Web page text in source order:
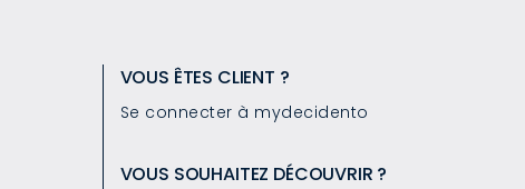
VOUS ÊTES CLIENT ?
Se connecter à mydecidento
VOUS SOUHAITEZ DÉCOUVRIR ?